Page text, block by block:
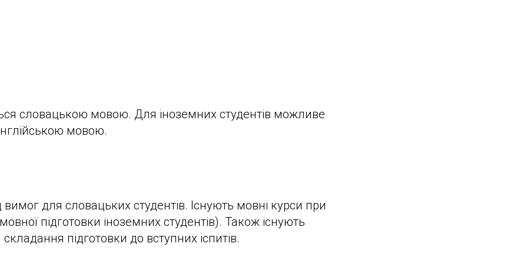
словацькою мовою. Для іноземних студентів можливе
мовою.
вимог для словацьких студентів. Існують мовні курси при
мовної підготовки іноземних студентів). Також існують
складання підготовки до вступних іспитів.